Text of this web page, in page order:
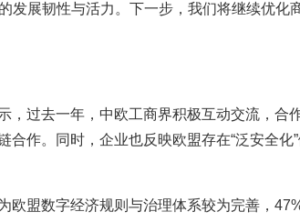
发展韧性与活力。下一步，我们将继续优化
，过去一年，中欧工商界积极互动交流，合
作。同时，企业也反映欧盟存在“泛安全化
欧盟数字经济规则与治理体系较为完善，